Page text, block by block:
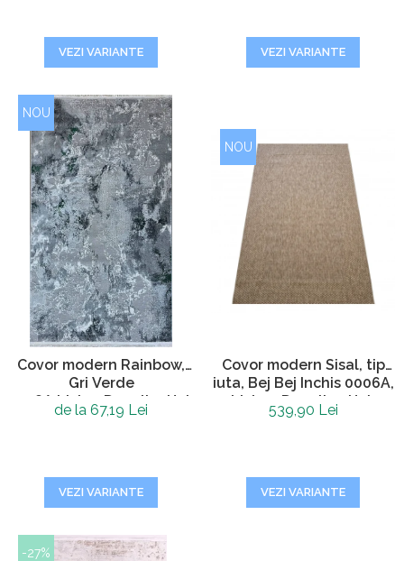
VEZI VARIANTE VEZI VARIANTE
NOU
Covor modern Rainbow,
Gri Verde
0238A,Living,Dormitor,Hol,
60 x 100 cm
de la 67,19 Lei
VEZI VARIANTE
NOU
Covor modern Sisal, tip
iuta, Bej Bej Inchis 0006A,
Living, Dormitor, Hol,
Bucatarie, 200 x 290 cm
539,90 Lei
VEZI VARIANTE
-27%